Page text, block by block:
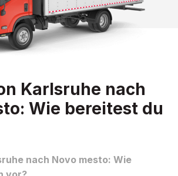
Karlsruhe nach
Wie bereitest du
nach Novo mesto: Wie